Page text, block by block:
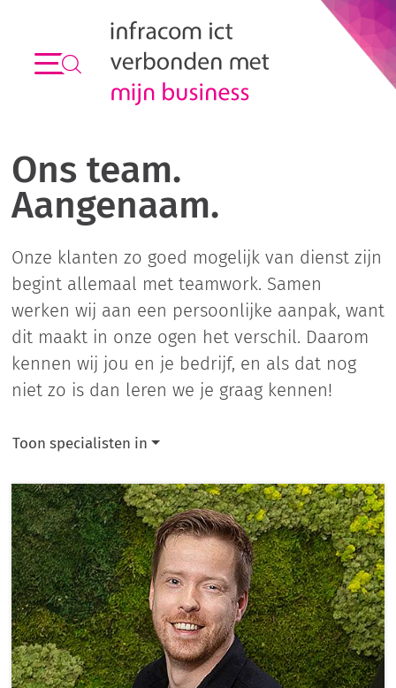
Ons team.
Aangenaam.
Onze klanten zo goed mogelijk van dienst zijn
begint allemaal met teamwork. Samen
werken wij aan een persoonlijke aanpak, want
dit maakt in onze ogen het verschil. Daarom
kennen wij jou en je bedrijf, en als dat nog
niet zo is dan leren we je graag kennen!
Toon specialisten in